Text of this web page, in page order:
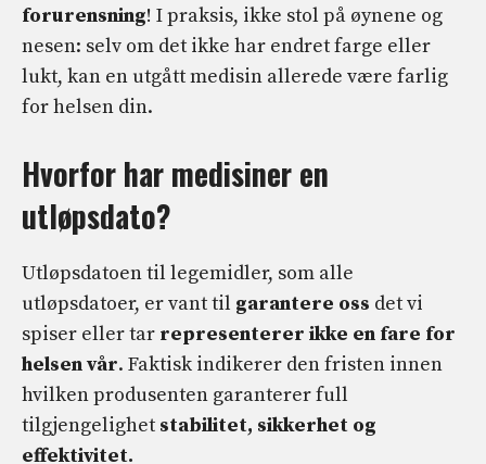
forurensning! I praksis, ikke stol på øynene og
nesen: selv om det ikke har endret farge eller
lukt, kan en utgått medisin allerede være farlig
for helsen din.
Hvorfor har medisiner en
utløpsdato?
Utløpsdatoen til legemidler, som alle
utløpsdatoer, er vant til garantere oss det vi
spiser eller tar representerer ikke en fare for
helsen vår. Faktisk indikerer den fristen innen
hvilken produsenten garanterer full
tilgjengelighet stabilitet, sikkerhet og
effektivitet.